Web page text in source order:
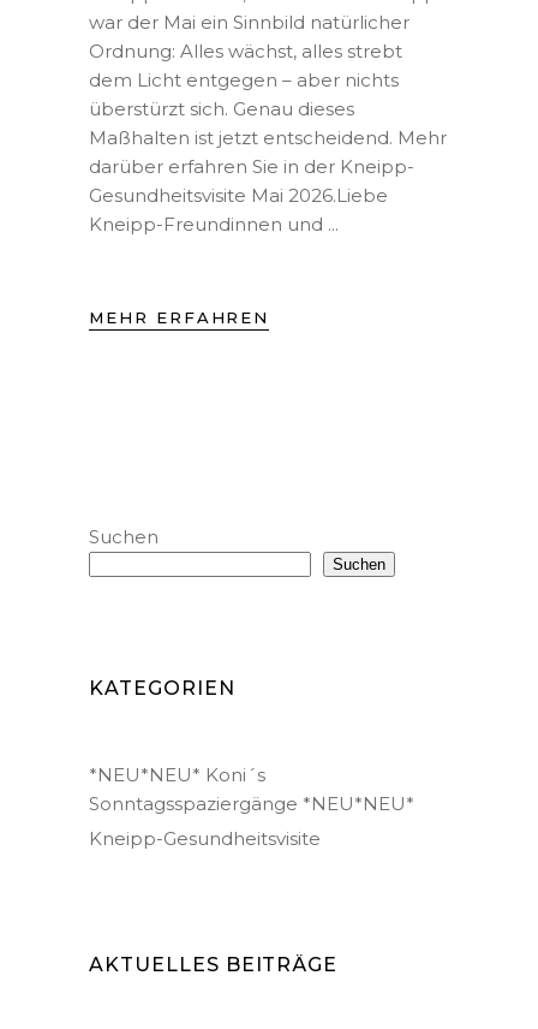
war der Mai ein Sinnbild natürlicher
Ordnung: Alles wächst, alles strebt
dem Licht entgegen – aber nichts
überstürzt sich. Genau dieses
Maßhalten ist jetzt entscheidend. Mehr
darüber erfahren Sie in der Kneipp-
Gesundheitsvisite Mai 2026.Liebe
Kneipp-Freundinnen und
MEHR ERFAHREN
Suchen
Suchen
KATEGORIEN
*NEU*NEU* Koni´s
Sonntagsspaziergänge *NEU*NEU*
Kneipp-Gesundheitsvisite
AKTUELLES BEITRÄGE